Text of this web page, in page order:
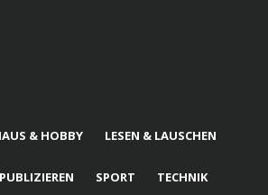
& HOBBY LESEN & LAUSCHEN
SPORT TECHNIK